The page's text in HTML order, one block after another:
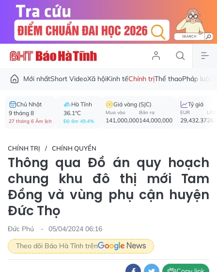
Mới nhấtShort VideoXã hộiKinh tếChính trịThể thaoPháp luật
Chủ Nhật
9 tháng 8
27 tháng 6 Âm lịch
Hà Tĩnh
36.1°C
Độ ẩm 49.4%
Giá vàng (SJC)
Mua vào
141,000,000
Bán ra
144,000,000
Tỷ giá
EUR
29,432.37
USD
CHÍNH TRỊ CHÍNH QUYỀN
Thông qua Đồ án quy hoạch
chung khu đô thị mới Tam
Đồng và vùng phụ cận huyện
Đức Thọ
Đức Phú
05/04/2024 06:16
Theo dõi Báo Hà Tĩnh trên